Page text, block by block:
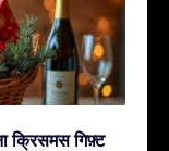
क्रिसमस गिफ़्ट